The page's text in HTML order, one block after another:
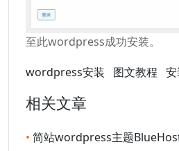
至此wordpress成功安装。
wordpress安装
图文教程
相关文章
• 简站wordpress主题